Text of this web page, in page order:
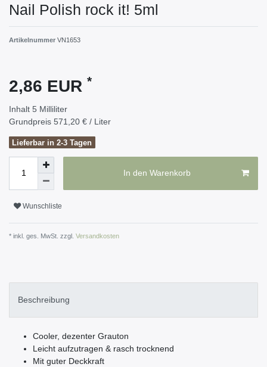
Nail Polish rock it! 5ml
Artikelnummer VN1653
2,86 EUR *
Inhalt 5 Milliliter
Grundpreis 571,20 € / Liter
Lieferbar in 2-3 Tagen
In den Warenkorb
Wunschliste
* inkl. ges. MwSt. zzgl. Versandkosten
Beschreibung
Cooler, dezenter Grauton
Leicht aufzutragen & rasch trocknend
Mit guter Deckkraft